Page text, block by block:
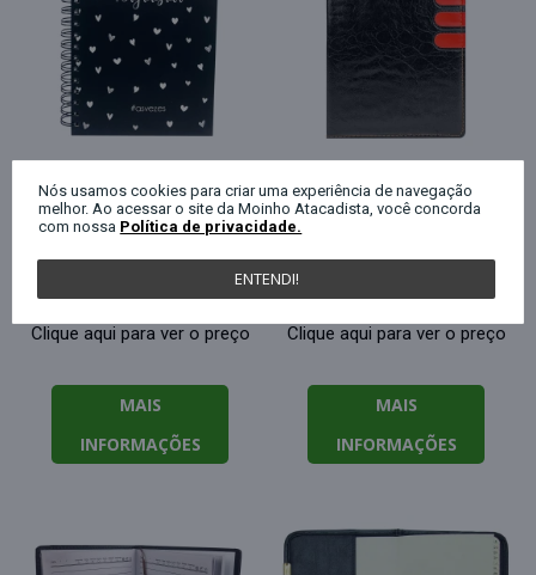
Agenda permanente
capa dura 100 folhas
16x21,5cm planner
Clique aqui para ver o preço
MAIS
INFORMAÇÕES
Agenda permanente
folhas
Clique aqui para ver o preço
MAIS
INFORMAÇÕES
Nós usamos cookies para criar uma experiência de navegação
melhor. Ao acessar o site da Moinho Atacadista, você concorda
com nossa Política de privacidade.
ENTENDI!